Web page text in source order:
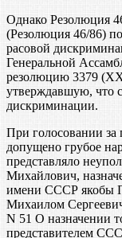
Однако Резолюция
(Резолюция 46/86)
расовой
Генеральной
резолюцию 3379
утверждавшую, что
дискриминации.
При голосовании
допущено грубое
представляло
Михайлович,
имени СССР якобы
Михаилом
N 51 О назначении
представителем